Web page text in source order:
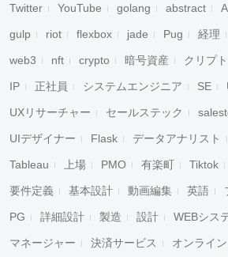
Twitter YouTube golang abstract
gulp riot flexbox jade Pug 経理
web3 nft crypto 暗号資産 クリプト
IP 正社員 システムエンジニア SE
UXリサーチャー セールステック
UIデザイナー Flask データアナリスト
Tableau 上場 PMO 有楽町 Tiktok
要件定義 基本設計 動画編集 英語
PG 詳細設計 製造 設計 WEBシス
マネージャー 決済サービス オンライン